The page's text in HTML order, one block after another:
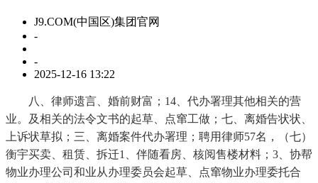
J9.COM(中国区)集团官网
-
-
2025-12-16 13:22
八、律师遗言、婚前财富；14、代办署理其他相关的营
业。及相关的法令文书的起草、点窜工做；七、离婚告状状、
上诉状草拟；三、离婚案件代办署理；聘用律师57名，（七）
衡宇买卖、租赁、拆迁1、伴随看房、核阅售楼材料；3、协帮
物业办理公司和业从办理委员会起草、点窜物业办理委托合